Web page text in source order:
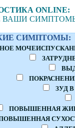
ONLINE:
ВАШИ
СИМПТОМЫ:
ЗУД
ПОВЫШЕННАЯ